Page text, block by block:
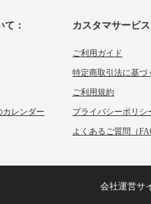
て：
カレンダー
カスタマサービス
ご利用ガイド
特定商取引法に基づ
ご利用規約
プライバシーポリシ
よくあるご質問（
会社運営サ